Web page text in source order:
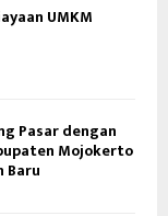
UMKM
Pasar dengan
Mojokerto
Baru